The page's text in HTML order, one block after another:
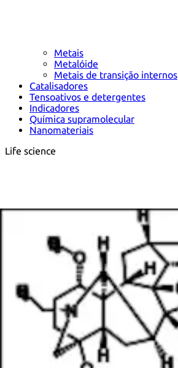
Metais
Metalóide
Metais de transição internos
Catalisadores
Tensoativos e detergentes
Indicadores
Química supramolecular
Nanomateriais
Life science